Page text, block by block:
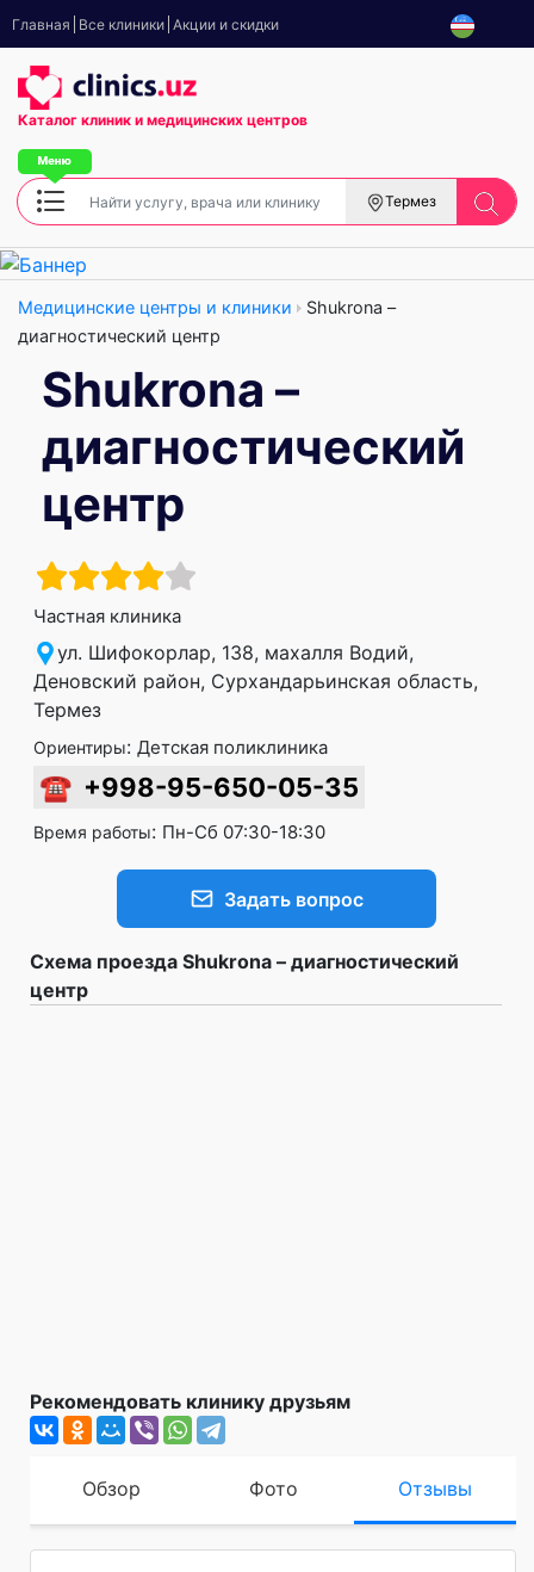
Главная Все клиники Акции и скидки
Каталог клиник и медицинских центров
Термез
Медицинские центры и клиники
Shukrona –
диагностический центр
Shukrona –
диагностический
центр
Частная клиника
ул. Шифокорлар, 138, махалля Водий,
Деновский район, Сурхандарьинская область,
Термез
Ориентиры: Детская поликлиника
☎ +998-95-650-05-35
Время работы: Пн-Сб 07:30-18:30
Задать вопрос
Схема проезда Shukrona – диагностический
центр
Рекомендовать клинику друзьям
Обзор Фото Отзывы